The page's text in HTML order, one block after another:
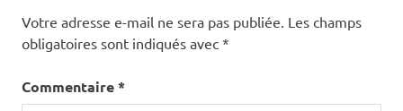
Votre adresse e-mail ne sera pas publiée. Les champs
obligatoires sont indiqués avec *
Commentaire*